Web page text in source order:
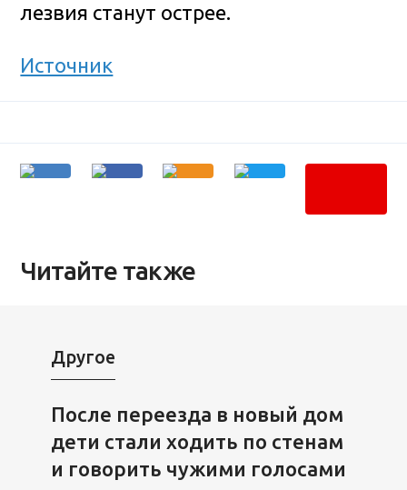
лезвия станут острее.
Источник
Читайте также
Другое
После переезда в новый дом
дети стали ходить по стенам
и говорить чужими голосами